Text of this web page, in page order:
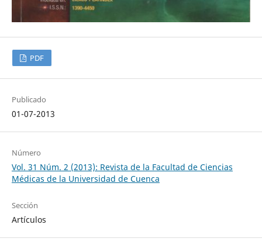
PDF
Publicado
01-07-2013
Número
Vol. 31 Núm. 2 (2013): Revista de la Facultad de Ciencias
Médicas de la Universidad de Cuenca
Sección
Artículos